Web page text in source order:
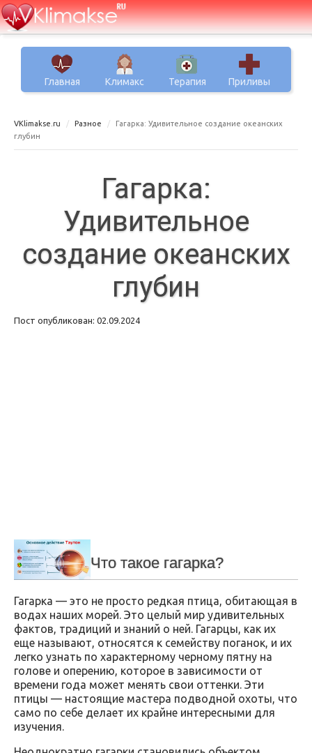
Главная Климакс Терапия Приливы
VKlimakse.ru Разное
Гагарка: Удивительное создание океанских
глубин
Гагарка:
Удивительное
создание океанских
глубин
Пост опубликован: 02.09.2024
Что такое гагарка?
Гагарка — это не просто редкая птица, обитающая в
водах наших морей. Это целый мир удивительных
фактов, традиций и знаний о ней. Гагарцы, как их
еще называют, относятся к семейству поганок, и их
легко узнать по характерному черному пятну на
голове и оперению, которое в зависимости от
времени года может менять свои оттенки. Эти
птицы — настоящие мастера подводной охоты, что
само по себе делает их крайне интересными для
изучения.